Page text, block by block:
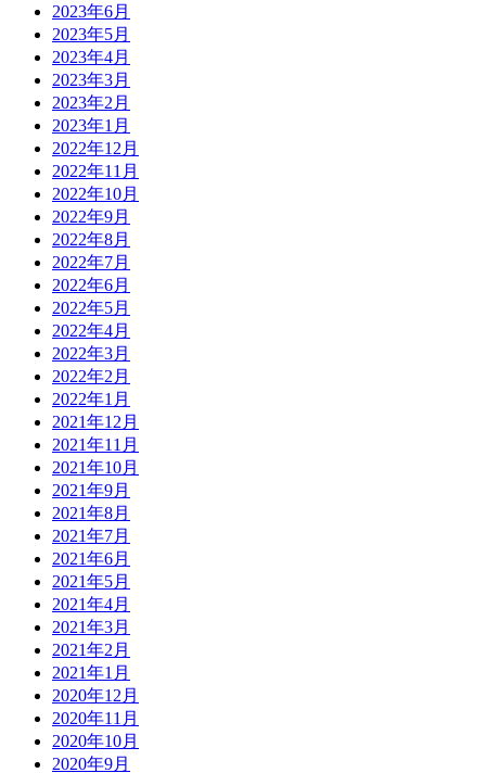
2023年6月
2023年5月
2023年4月
2023年3月
2023年2月
2023年1月
2022年12月
2022年11月
2022年10月
2022年9月
2022年8月
2022年7月
2022年6月
2022年5月
2022年4月
2022年3月
2022年2月
2022年1月
2021年12月
2021年11月
2021年10月
2021年9月
2021年8月
2021年7月
2021年6月
2021年5月
2021年4月
2021年3月
2021年2月
2021年1月
2020年12月
2020年11月
2020年10月
2020年9月